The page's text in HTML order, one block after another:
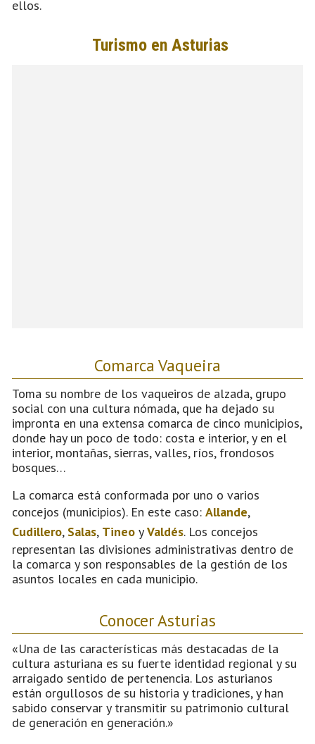
ellos.
Comarca Vaqueira
Toma su nombre de los vaqueiros de alzada, grupo
social con una cultura nómada, que ha dejado su
impronta en una extensa comarca de cinco municipios,
donde hay un poco de todo: costa e interior, y en el
interior, montañas, sierras, valles, ríos, frondosos
bosques…
La comarca está conformada por uno o varios
concejos (municipios). En este caso: Allande,
Cudillero, Salas, Tineo yValdés. Los concejos
representan las divisiones administrativas dentro de
la comarca y son responsables de la gestión de los
asuntos locales en cada municipio.
Conocer Asturias
«Una de las características más destacadas de la
cultura asturiana es su fuerte identidad regional y su
arraigado sentido de pertenencia. Los asturianos
están orgullosos de su historia y tradiciones, y han
sabido conservar y transmitir su patrimonio cultural
de generación en generación.»